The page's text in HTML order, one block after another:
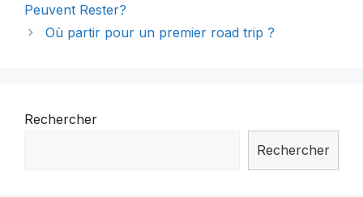
Peuvent Rester?
Où partir pour un premier road trip ?
Rechercher
Rechercher